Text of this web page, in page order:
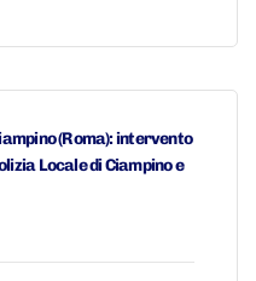
(Roma): intervento
Locale di Ciampino e